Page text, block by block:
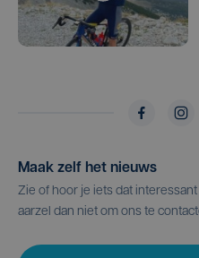
Maak zelf het nieuws
Zie of hoor je iets dat
aarzel dan niet om ons te